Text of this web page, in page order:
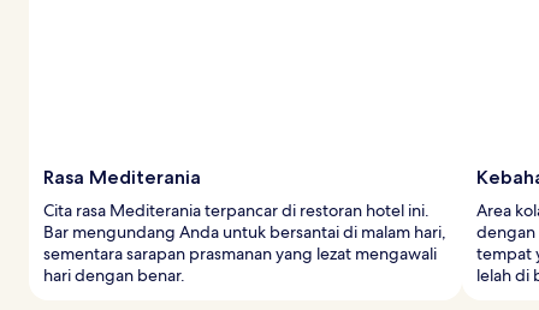
Rasa Mediterania
Cita rasa Mediterania terpancar di restoran hotel ini.
Bar mengundang Anda untuk bersantai di malam hari,
sementara sarapan prasmanan yang lezat mengawali
hari dengan benar.
Area
dengan
tempat
lelah di